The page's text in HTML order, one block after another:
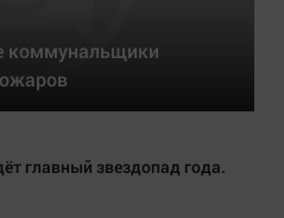
коммунальщики
главный звездопад года.